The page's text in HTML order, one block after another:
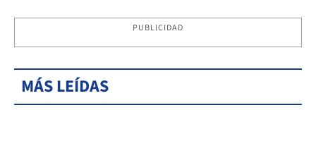
PUBLICIDAD
MÁS LEÍDAS